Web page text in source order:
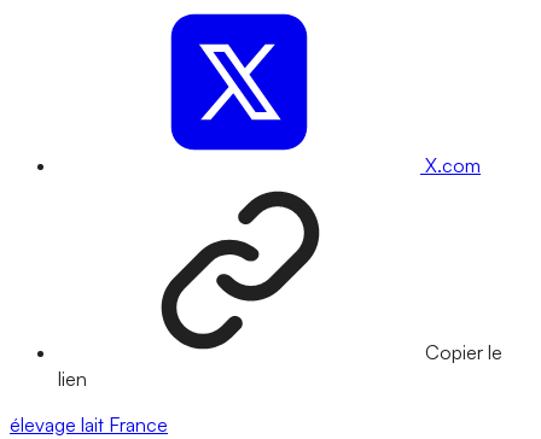
X.com
Copier le
lien
élevage lait France